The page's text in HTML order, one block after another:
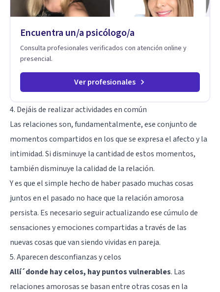
Encuentra un/a psicólogo/a
Consulta profesionales verificados con atención online y
presencial.
Ver profesionales
4. Dejáis de realizar actividades en común
Las relaciones son, fundamentalmente, ese conjunto de
momentos compartidos en los que se expresa el afecto y la
intimidad. Si disminuye la cantidad de estos momentos,
también disminuye la calidad de la relación.
Y es que el simple hecho de haber pasado muchas cosas
juntos en el pasado no hace que la relación amorosa
persista. Es necesario seguir actualizando ese cúmulo de
sensaciones yemocionescompartidas a través de las
nuevas cosas que van siendo vividas en pareja.
5. Aparecen desconfianzas y celos
Allí´donde hay celos, hay puntos vulnerables. Las
relaciones amorosas se basan entre otras cosas en la